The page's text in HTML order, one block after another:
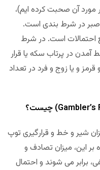
مورد آن صحبت کرده ایم)،
صبر در شرط بندی است.
احتمالات است. در شرط
آمدن در پرتاب سکه یا قرار
و یا زوج و فرد در تعداد
شیر و خط و قرارگیری توپ
این، میزان تصادف و
برابر می شوند و احتمال